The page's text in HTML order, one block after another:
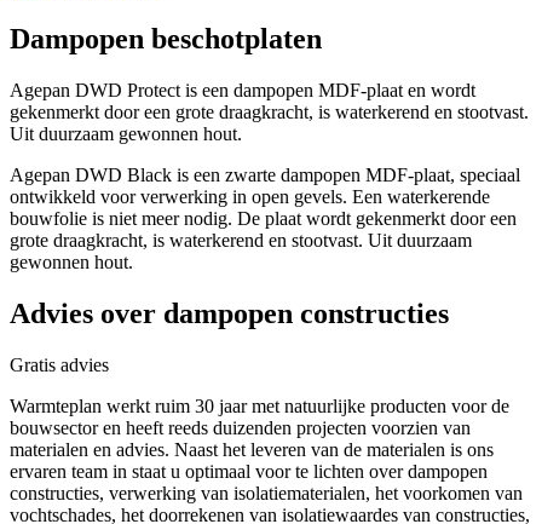
Dampopen beschotplaten
Agepan DWD Protect is een dampopen MDF-plaat en wordt
gekenmerkt door een grote draagkracht, is waterkerend en stootvast.
Uit duurzaam gewonnen hout.
Agepan DWD Black is een zwarte dampopen MDF-plaat, speciaal
ontwikkeld voor verwerking in open gevels. Een waterkerende
bouwfolie is niet meer nodig. De plaat wordt gekenmerkt door een
grote draagkracht, is waterkerend en stootvast. Uit duurzaam
gewonnen hout.
Advies over dampopen constructies
Gratis advies
Warmteplan werkt ruim 30 jaar met natuurlijke producten voor de
bouwsector en heeft reeds duizenden projecten voorzien van
materialen en advies. Naast het leveren van de materialen is ons
ervaren team in staat u optimaal voor te lichten over dampopen
constructies, verwerking van isolatiematerialen, het voorkomen van
vochtschades, het doorrekenen van isolatiewaardes van constructies,